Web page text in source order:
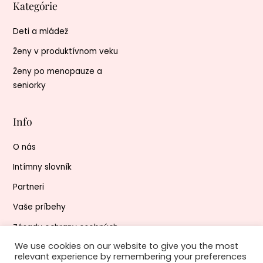
Kategórie
Deti a mládež
Ženy v produktívnom veku
Ženy po menopauze a
seniorky
Info
O nás
Intímny slovník
Partneri
Vaše príbehy
Zásady ochrany osobných
údajov
We use cookies on our website to give you the most
relevant experience by remembering your preferences